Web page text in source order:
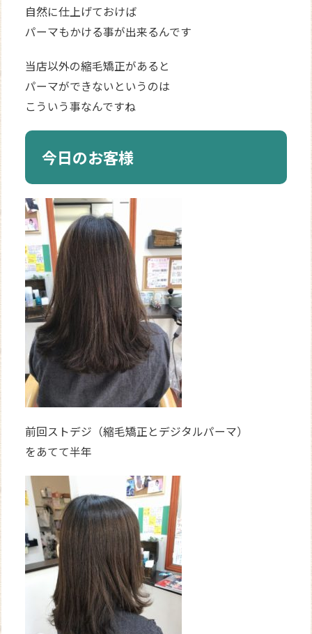
自然に仕上げておけば
パーマもかける事が出来るんです
当店以外の縮毛矯正があると
パーマができないというのは
こういう事なんですね
今日のお客様
前回ストデジ（縮毛矯正とデジタルパーマ）
をあてて半年